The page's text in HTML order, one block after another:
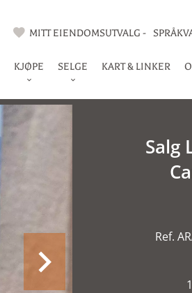
MITT EIENDOMSUTVALG -
KJØPE SELGE KART & LINKER
Salg
Ref.